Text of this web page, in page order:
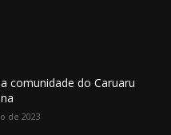
comunidade do Caruaru
de 2023